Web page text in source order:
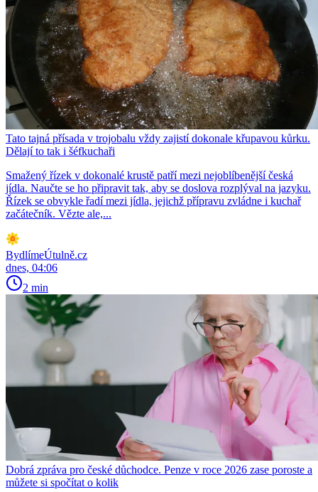
Tato tajná přísada v trojobalu vždy zajistí dokonale křupavou kůrku.
Dělají to tak i šéfkuchaři
Smažený řízek v dokonalé krustě patří mezi nejoblíbenější česká
jídla. Naučte se ho připravit tak, aby se doslova rozplýval na jazyku.
Řízek se obvykle řadí mezi jídla, jejichž přípravu zvládne i kuchař
začátečník. Vězte ale,...
BydlímeÚtulně.cz
dnes, 04:06
2 min
Dobrá zpráva pro české důchodce. Penze v roce 2026 zase poroste a
můžete si spočítat o kolik